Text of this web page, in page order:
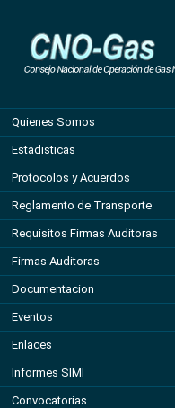
Quienes Somos
Estadisticas
Protocolos y Acuerdos
Reglamento de Transporte
Requisitos Firmas Auditoras
Firmas Auditoras
Documentacion
Eventos
Enlaces
Informes SIMI
Convocatorias